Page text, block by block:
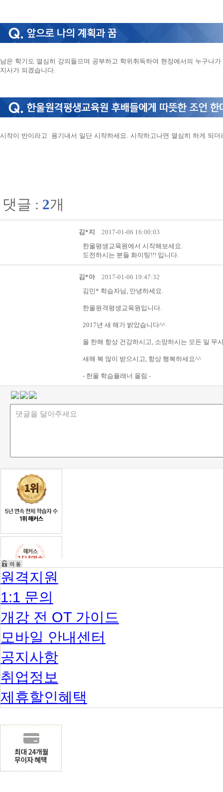
남은 학기도 열심히 강의들으며 공부하고 학위취득하여 현장에서의 누구나
지사가 되겠습니다.
시작이 반이라고 용기내서 일단 시작하세요. 시작하고나면 열심히 하게 되더
댓글 : 2개
김*지
2017-01-06 16:00:03
한울평생교육원에서 시작해보세요.
도전하시는 분들 화이팅!!! 입니다.
김*아
2017-01-06 19:47:32
김민* 학습자님, 안녕하세요.
한울원격평생교육원입니다.
2017년 새 해가 밝았습니다^^
올 한해 항상 건강하시고, 소망하시는 모든 일 무
새해 복 많이 받으시고, 항상 행복하세요^^
- 한울 학습플래너 올림 -
원격지원
1:1 문의
개강 전 OT 가이드
모바일 안내센터
공지사항
취업정보
제휴할인혜택